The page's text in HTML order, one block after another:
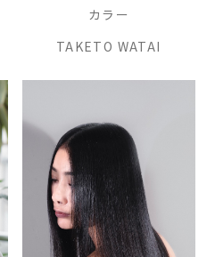
カラー
TAKETO WATAI